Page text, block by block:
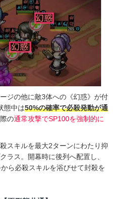
ジの他に敵3体への《幻惑》が付
態中は50%の確率で必殺発動が通
の通常攻撃でSP100を強制的に
スキルを最大2ターンにわたり抑
ラス。開幕時に後列へ配置し、
ら必殺スキルを浴びせて封殺を